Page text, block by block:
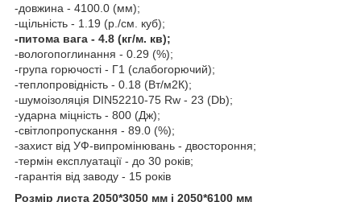
-довжина - 4100.0 (мм);
-щільність - 1.19 (р./см. куб);
-питома вага - 4.8 (кг/м. кв);
-вологопоглинання - 0.29 (%);
-група горючості - Г1 (слабогорючий);
-теплопровідність - 0.18 (Вт/м2К);
-шумоізоляція DIN52210-75 Rw - 23 (Db);
-ударна міцність - 800 (Дж);
-світлопропускання - 89.0 (%);
-захист від УФ-випромінювань - двостороння;
-термін експлуатації - до 30 років;
-гарантія від заводу - 15 років
Розмір листа 2050*3050 мм і 2050*6100 мм